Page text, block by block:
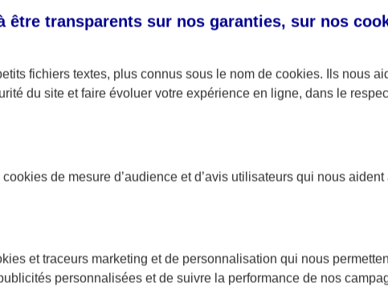
indemnisations en guise de dommage.
n’a été désigné ou retrouvé pour l’accident dont
ou petite-fille, seule une assurance spécifique
la personne désignée comme responsable de
être transparents sur nos garanties, sur nos
fichiers textes, plus connus sous le nom de cookies. Ils nous
du site et faire évoluer votre expérience en ligne, dans le
cookies de mesure d’audience et d’avis utilisateurs qui nous
et traceurs marketing et de personnalisation qui nous
personnalisées et de suivre la performance de nos